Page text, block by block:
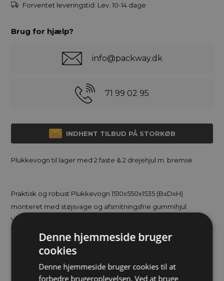
Forventet leveringstid: Lev. 10-14 dage
Brug for hjælp?
info@packway.dk
71 99 02 95
INDHENT TILBUD PÅ STORKØB
Plukkevogn til lager med 2 faste & 2 drejehjul m. bremse
Praktisk og robust Plukkevogn 1510x550x1535 (BxDxH)
monteret med støjsvage og afsmitningsfrie gummihjul.
Vognen er lavet i stål med en kraftig og slagfast
pulverlakering. Plukkevognen har en maks belastning på 250
På emballage-land.dk har vi et stort udvalg af bordvogne,
Denne hjemmeside bruger
cookies
Denne hjemmeside bruger cookies til at
forbedre brugeroplevelsen. Ved at bruge